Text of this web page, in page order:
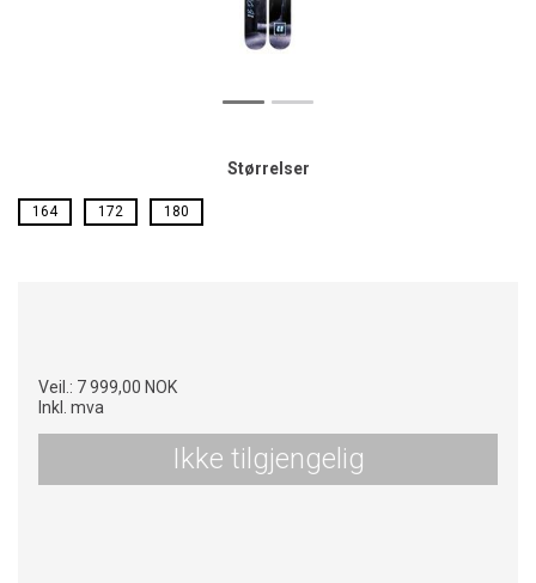
Størrelser
164 172 180
Veil.: 7 999,00 NOK
Inkl. mva
Ikke tilgjengelig